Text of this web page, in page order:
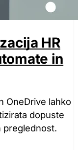
HR
in
OneDrive lahko
dopuste
preglednost.